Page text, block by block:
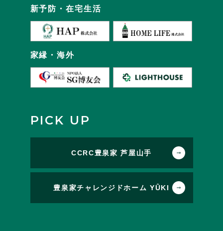
新予防・在宅生活
家縁・海外
PICK UP
CCRC豊泉家 芦屋山手
豊泉家チャレンジドホーム YÛKI